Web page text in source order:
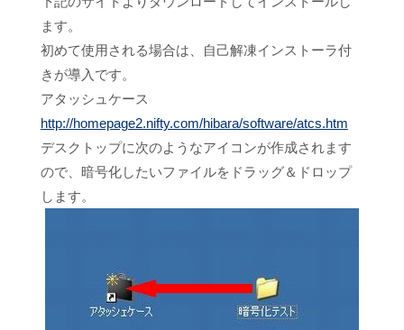
ます。
初めて使用される場合は、自己解凍インストーラ付
きが導入です。
アタッシュケース
http://homepage2.nifty.com/hibara/software/atcs.htm
デスクトップに次のようなアイコンが作成されます
ので、暗号化したいファイルをドラッグ＆ドロップ
します。